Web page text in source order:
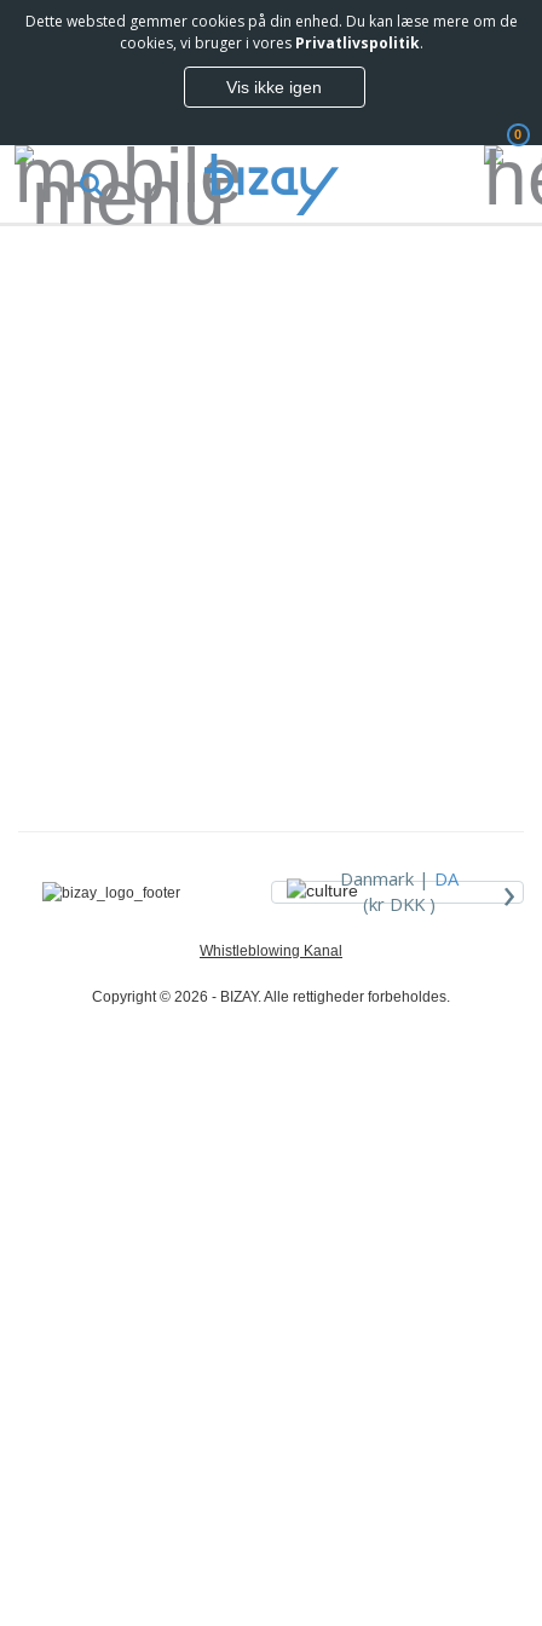
Dette websted gemmer cookies på din enhed. Du kan læse mere om de
cookies, vi bruger i vores Privatlivspolitik.
Vis ikke igen
0
Danmark |DA
(kr DKK )
›
Whistleblowing Kanal
Copyright © 2026 - BIZAY. Alle rettigheder forbeholdes.